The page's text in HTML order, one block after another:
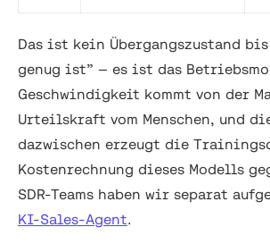
Das ist kein Übergangszustand
genug ist” — es ist das
Geschwindigkeit kommt von der
Urteilskraft vom Menschen, und
dazwischen erzeugt die
Kostenrechnung dieses Modells
SDR-Teams haben wir separat
KI-Sales-Agent